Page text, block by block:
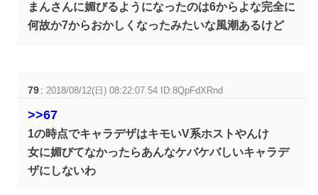
まんさんに媚びるようになったのは6からよな完全に
何故か7からおかしくなったみたいな風潮あるけど
79 :2018/08/12(日) 08:22:07.54 ID:8QpFdXRnd
>>67
1の時点でキャラデザはキモいV系ホストやんけ
女に媚びてなかったらあんなケバケバしいキャラデ
ザにしないわ